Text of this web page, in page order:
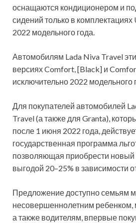
оснащаются кондиционером и
сидений только в комплектациях
2022 модельного года.
Автомобилям Lada Niva Travel
версиях Comfort, [Black] и
исключительно 2022 модельного
Для покупателей автомобилей
Travel (а также для Granta),
после 1 июня 2022 года,
государственная программа
позволяющая приобрести новый
выгодой 20–25% в зависимости
Предложение доступно семьям
несовершеннолетним ребенком,
а также водителям, впервые